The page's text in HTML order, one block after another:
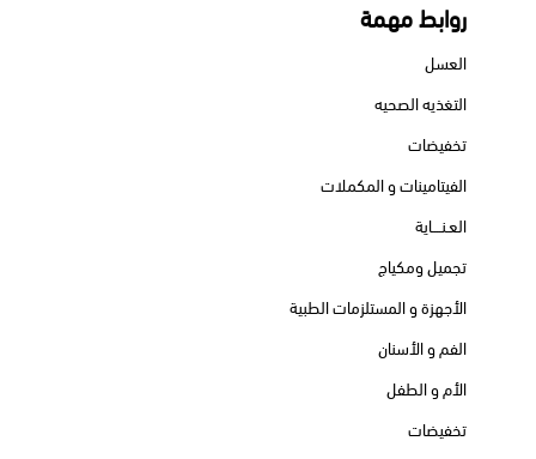
روابط مهمة
العسل
التغذيه الصحيه
تخفيضات
الفيتامينات و المكملات
العـنــــاية
تجميل ومكياج
الأجهزة و المستلزمات الطبية
الفم و الأسنان
الأم و الطفل
تخفيضات